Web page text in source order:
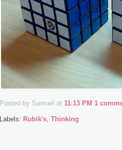
Posted by Samuel at 11:13 PM 1
Labels: Rubik's, Thinking